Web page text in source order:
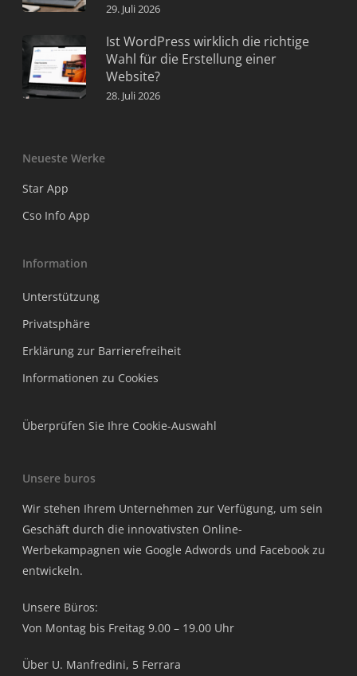
29. Juli 2026
Ist WordPress wirklich die richtige
Wahl für die Erstellung einer
Website?
28. Juli 2026
Neueste Werke
Star App
Cso Info App
Information
Unterstützung
Privatsphäre
Erklärung zur Barrierefreiheit
Informationen zu Cookies
Überprüfen Sie Ihre Cookie-Auswahl
Unsere buros
Wir stehen Ihrem Unternehmen zur Verfügung, um sein
Geschäft durch die innovativsten Online-
Werbekampagnen wie Google Adwords und Facebook zu
entwickeln.
Unsere Büros:
Von Montag bis Freitag 9.00 – 19.00 Uhr
Über U. Manfredini, 5 Ferrara